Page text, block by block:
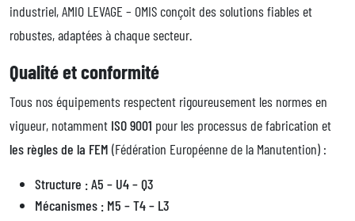
industriel, AMIO LEVAGE – OMIS conçoit des solutions fiables et
robustes, adaptées à chaque secteur.
Qualité et conformité
Tous nos équipements respectent rigoureusement les normes en
vigueur, notamment ISO 9001 pour les processus de fabrication et
les règles de la FEM (Fédération Européenne de la Manutention) :
Structure : A5 – U4 – Q3
Mécanismes : M5 – T4 – L3